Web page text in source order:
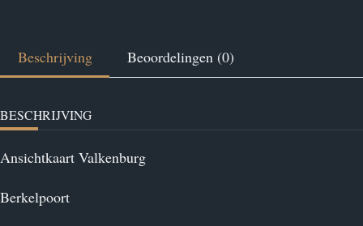
Beschrijving Beoordelingen (0)
BESCHRIJVING
Ansichtkaart Valkenburg
Berkelpoort